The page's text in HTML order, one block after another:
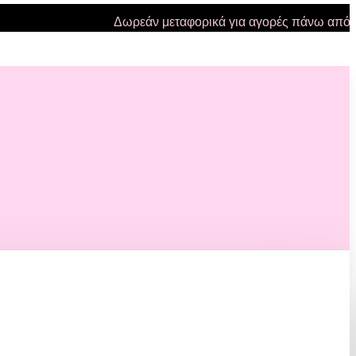
Δωρεάν μεταφορικά για αγορές πάνω από 47